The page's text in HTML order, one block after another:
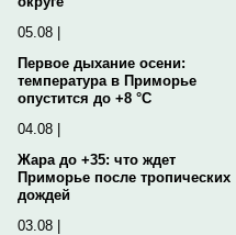
05.08 |
Первое дыхание осени:
температура в Приморье
опустится до +8 °C
04.08 |
Жара до +35: что ждет
Приморье после тропических
дождей
03.08 |